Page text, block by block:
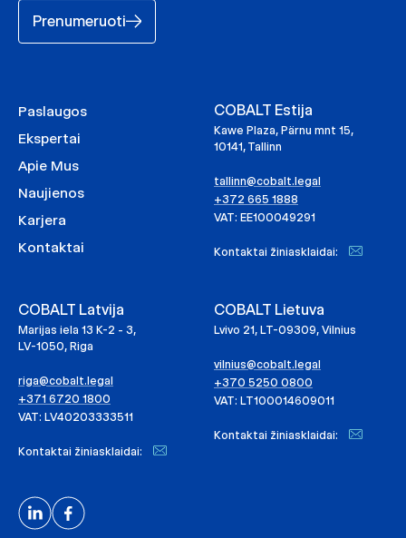
Prenumeruoti
Paslaugos
Ekspertai
Apie Mus
Naujienos
Karjera
Kontaktai
COBALT Estija
Kawe Plaza, Pärnu mnt 15,
10141, Tallinn
tallinn@cobalt.legal
+372 665 1888
VAT: EE100049291
Kontaktai žiniasklaidai:
COBALT Latvija
Marijas iela 13 K-2 - 3,
LV-1050, Riga
riga@cobalt.legal
+371 6720 1800
VAT: LV40203333511
Kontaktai žiniasklaidai:
COBALT Lietuva
Lvivo 21, LT-09309, Vilnius
vilnius@cobalt.legal
+370 5250 0800
VAT: LT100014609011
Kontaktai žiniasklaidai: